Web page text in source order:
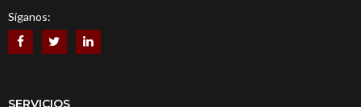
Síganos:
SERVICIOS